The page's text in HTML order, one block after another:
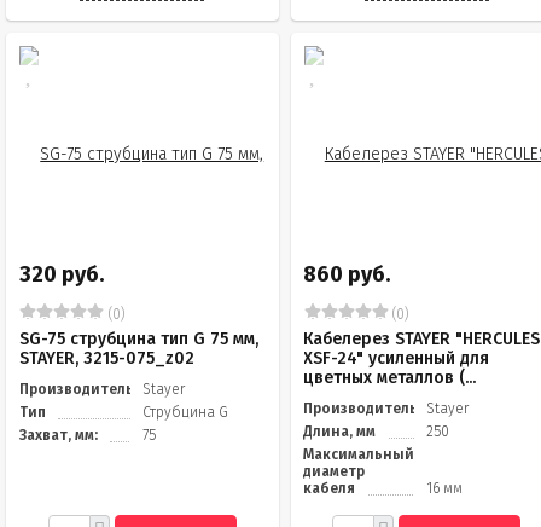
320 руб.
(0)
SG-75 струбцина тип G 75 мм,
STAYER, 3215-075_z02
Производитель
Stayer
Тип
Струбцина G
Захват, мм:
75
860 руб.
(0)
Кабелерез STAYER "HERCULES
XSF-24" усиленный для
цветных металлов (...
Производитель
Stayer
Длина, мм
250
Максимальный
диаметр
кабеля
16 мм